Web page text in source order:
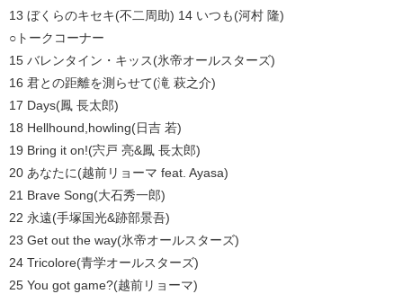
13 ぼくらのキセキ(不二周助) 14 いつも(河村 隆)
○トークコーナー
15 バレンタイン・キッス(氷帝オールスターズ)
16 君との距離を測らせて(滝 萩之介)
17 Days(鳳 長太郎)
18 Hellhound,howling(日吉 若)
19 Bring it on!(宍戸 亮&鳳 長太郎)
20 あなたに(越前リョーマ feat. Ayasa)
21 Brave Song(大石秀一郎)
22 永遠(手塚国光&跡部景吾)
23 Get out the way(氷帝オールスターズ)
24 Tricolore(青学オールスターズ)
25 You got game?(越前リョーマ)